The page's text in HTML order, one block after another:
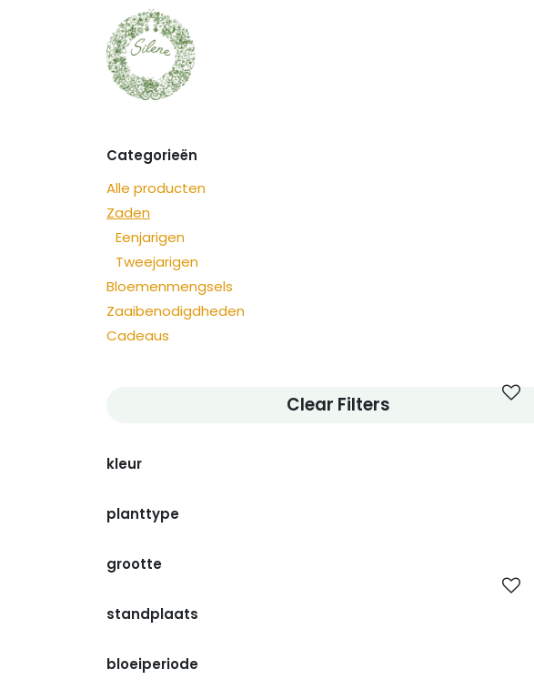
Overslaan naar inhoud
Categorieën
Alle producten
Zaden
Eenjarigen
Tweejarigen
Bloemenmengsels
Zaaibenodigdheden
Cadeaus
Clear Filters
​kleur
planttype
grootte
standplaats
bloeiperiode